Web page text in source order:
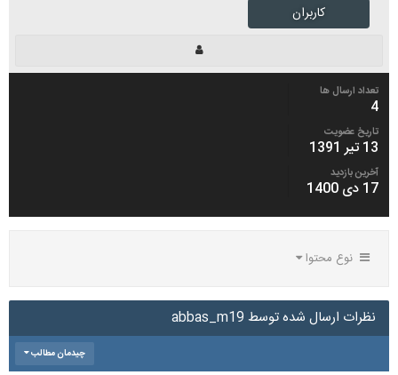
کاربران
تعداد ارسال ها
4
تاریخ عضویت
13 تیر 1391
آخرین بازدید
17 دی 1400
نوع محتوا
نظرات ارسال شده توسط abbas_m19
چیدمان مطالب